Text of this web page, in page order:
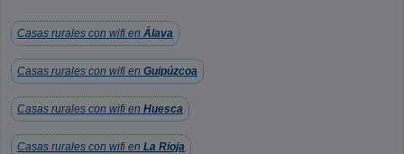
Casas rurales con wifi en Álava
Casas rurales con wifi en Guipúzcoa
Casas rurales con wifi en Huesca
Casas rurales con wifi en La Rioja